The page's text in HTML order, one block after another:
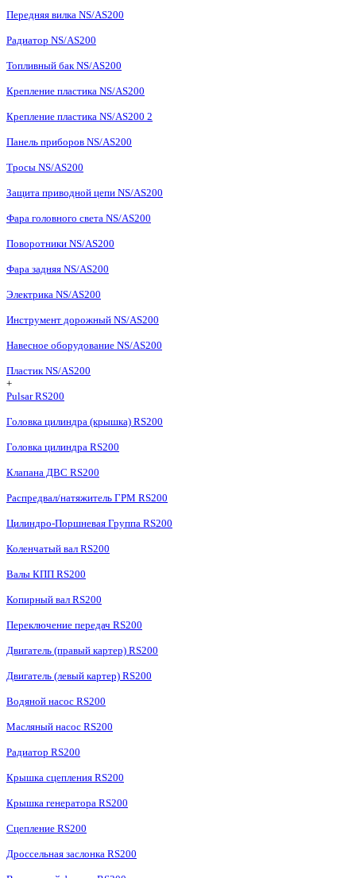
Передняя вилка NS/AS200
Радиатор NS/AS200
Топливный бак NS/AS200
Крепление пластика NS/AS200
Крепление пластика NS/AS200 2
Панель приборов NS/AS200
Тросы NS/AS200
Защита приводной цепи NS/AS200
Фара головного света NS/AS200
Поворотники NS/AS200
Фара задняя NS/AS200
Электрика NS/AS200
Инструмент дорожный NS/AS200
Навесное оборудование NS/AS200
Пластик NS/AS200
+
Pulsar RS200
Головка цилиндра (крышка) RS200
Головка цилиндра RS200
Клапана ДВС RS200
Распредвал/натяжитель ГРМ RS200
Цилиндро-Поршневая Группа RS200
Коленчатый вал RS200
Валы КПП RS200
Копирный вал RS200
Переключение передач RS200
Двигатель (правый картер) RS200
Двигатель (левый картер) RS200
Водяной насос RS200
Масляный насос RS200
Радиатор RS200
Крышка сцепления RS200
Крышка генератора RS200
Сцепление RS200
Дроссельная заслонка RS200